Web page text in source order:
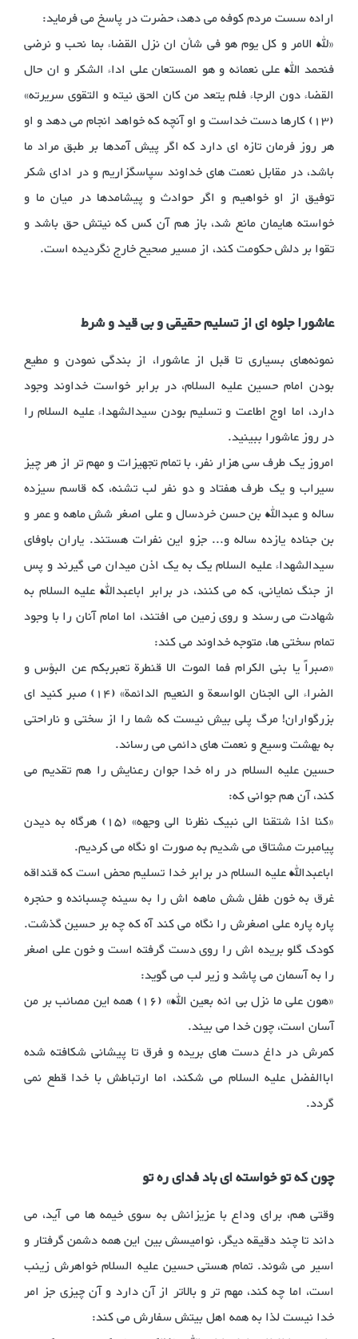
اراده سست مردم کوفه می دهد، حضرت در پاسخ می فرماید:
«لله الامر و کل یوم هو فی شأن ان نزل القضاء بما نحب و نرضی
فنحمد الله علی نعمائه و هو المستعان علی اداء الشکر و ان حال
القضاء دون الرجاء فلم یتعد من کان الحق نیته و التقوی سریرته»
(13) کارها دست خداست و او آنچه که خواهد انجام می دهد و او
هر روز فرمان تازه ای دارد که اگر پیش آمدها بر طبق مراد ما
باشد، در مقابل نعمت های خداوند سپاسگزاریم و در ادای شکر
توفیق از او خواهیم و اگر حوادث و پیشامدها در میان ما و
خواسته هایمان مانع شد، باز هم آن کس که نیتش حق باشد و
تقوا بر دلش حکومت کند، ‌از مسیر صحیح خارج نگردیده است.
عاشورا جلوه ای از تسلیم حقیقی و بی قید و شرط
نمونه‌های بسیاری تا قبل از عاشورا، از بندگی نمودن و مطیع
بودن امام حسین علیه السلام، در برابر خواست خداوند وجود
دارد، اما اوج اطاعت و تسلیم بودن سیدالشهداء علیه السلام را
در روز عاشورا ببینید.
امروز یک طرف سی هزار نفر، با تمام تجهیزات و مهم تر از هر چیز
سیراب و یک طرف هفتاد و دو نفر لب تشنه، که قاسم سیزده
ساله و عبدالله بن حسن خردسال و علی اصغر شش ماهه و عمر و
بن جناده یازده ساله و... جزو این نفرات هستند. یاران باوفای
سیدالشهداء علیه السلام یک به یک اذن میدان می گیرند و پس
از جنگ نمایانی، که می کنند، در برابر اباعبدالله علیه السلام به
شهادت می رسند و روی زمین می افتند، اما امام آنان را با وجود
تمام سختی ها، متوجه خداوند می کند:
«صبراً یا بنی الکرام فما الموت الا قنطرة تعبربکم عن البؤس و
الضراء الی الجنان الواسعة و النعیم الدائمة» (14) صبر کنید ای
بزرگواران! مرگ پلی بیش نیست که شما را از سختی و ناراحتی
به بهشت وسیع و نعمت های دائمی می رساند.
حسین علیه السلام در راه خدا جوان رعنایش را هم تقدیم می
کند، آن هم جوانی که:
«کنا اذا شتقنا الی نبیک نظرنا الی وجهه» (15) هرگاه به دیدن
پیامبرت مشتاق می شدیم به صورت او نگاه می کردیم.
اباعبدالله علیه السلام در برابر خدا تسلیم محض است که قنداقه
غرق به خون طفل شش ماهه اش را به سینه چسبانده و حنجره
پاره پاره علی اصغرش را نگاه می کند آه که چه بر حسین گذشت.
کودک گلو بریده اش را روی دست گرفته است و خون علی اصغر
را به آسمان می پاشد و زیر لب می گوید:
«هون علی ما نزل بی انه بعین الله» (16) همه این مصائب بر من
آسان است، چون خدا می بیند.
کمرش در داغ دست های بریده و فرق تا پیشانی شکافته شده
اباالفضل علیه السلام می شکند، اما ارتباطش با خدا قطع نمی
گردد.
چون که تو خواسته ای باد فدای ره تو
وقتی هم، برای وداع با عزیزانش به سوی خیمه ها می آید، می
داند تا چند دقیقه دیگر، نوامیسش بین این همه دشمن گرفتار و
اسیر می شوند. تمام هستی حسین علیه السلام خواهرش زینب
است، اما چه کند، مهم تر و بالاتر از آن دارد و آن چیزی جز امر
خدا نیست لذا به همه اهل بیتش سفارش می کند: